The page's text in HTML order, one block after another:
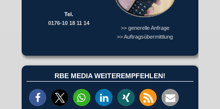
Tel.
0176-10 18 11 14
>> generelle Anfrage
>> Auftragsübermittlung
RBE MEDIA WEITEREMPFEHLEN!